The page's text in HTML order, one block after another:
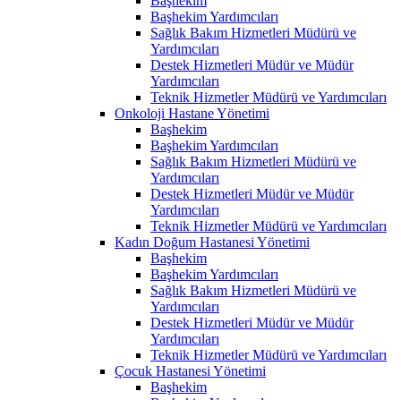
Başhekim Yardımcıları
Sağlık Bakım Hizmetleri Müdürü ve
Yardımcıları
Destek Hizmetleri Müdür ve Müdür
Yardımcıları
Teknik Hizmetler Müdürü ve Yardımcıları
Onkoloji Hastane Yönetimi
Başhekim
Başhekim Yardımcıları
Sağlık Bakım Hizmetleri Müdürü ve
Yardımcıları
Destek Hizmetleri Müdür ve Müdür
Yardımcıları
Teknik Hizmetler Müdürü ve Yardımcıları
Kadın Doğum Hastanesi Yönetimi
Başhekim
Başhekim Yardımcıları
Sağlık Bakım Hizmetleri Müdürü ve
Yardımcıları
Destek Hizmetleri Müdür ve Müdür
Yardımcıları
Teknik Hizmetler Müdürü ve Yardımcıları
Çocuk Hastanesi Yönetimi
Başhekim